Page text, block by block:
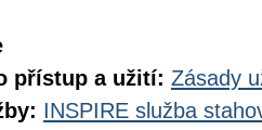
přístup a užití: Zásady
INSPIRE služba